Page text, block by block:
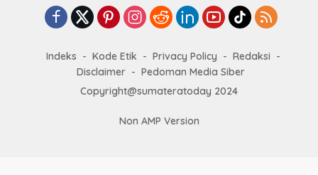
Indeks Kode Etik Privacy Policy
Redaksi
Disclaimer
Pedoman Media Siber
Copyright@sumateratoday 2024
Non AMP Version